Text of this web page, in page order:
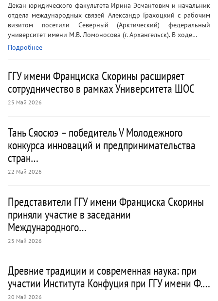
Декан юридического факультета Ирина Эсмантович и начальник
отдела международных связей Александр Грахоцкий с рабочим
визитом посетили Северный (Арктический) федеральный
университет имени М.В. Ломоносова (г. Архангельск). В ходе…
Подробнее
ГГУ имени Франциска Скорины расширяет
сотрудничество в рамках Университета ШОС
25 Май 2026
Представители ГГУ имени Франциска Скорины
приняли участие в заседании
Международного…
25 Май 2026
Тань Сяосюэ – победитель V Молодежного
конкурса инноваций и предпринимательства
стран…
22 Май 2026
Древние традиции и современная наука: при
участии Института Конфуция при ГГУ имени Ф.…
20 Май 2026